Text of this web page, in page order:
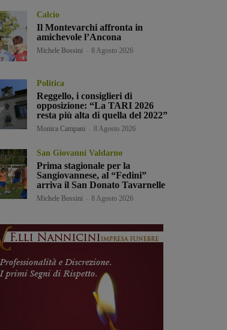
Calcio
Il Montevarchi affronta in
amichevole l’Ancona
Michele Bossini 8 Agosto 2026
Politica
Reggello, i consiglieri di
opposizione: “La TARI 2026
resta più alta di quella del 2022”
Monica Campani 8 Agosto 2026
San Giovanni Valdarno
Prima stagionale per la
Sangiovannese, al “Fedini”
arriva il San Donato Tavarnelle
Michele Bossini 8 Agosto 2026